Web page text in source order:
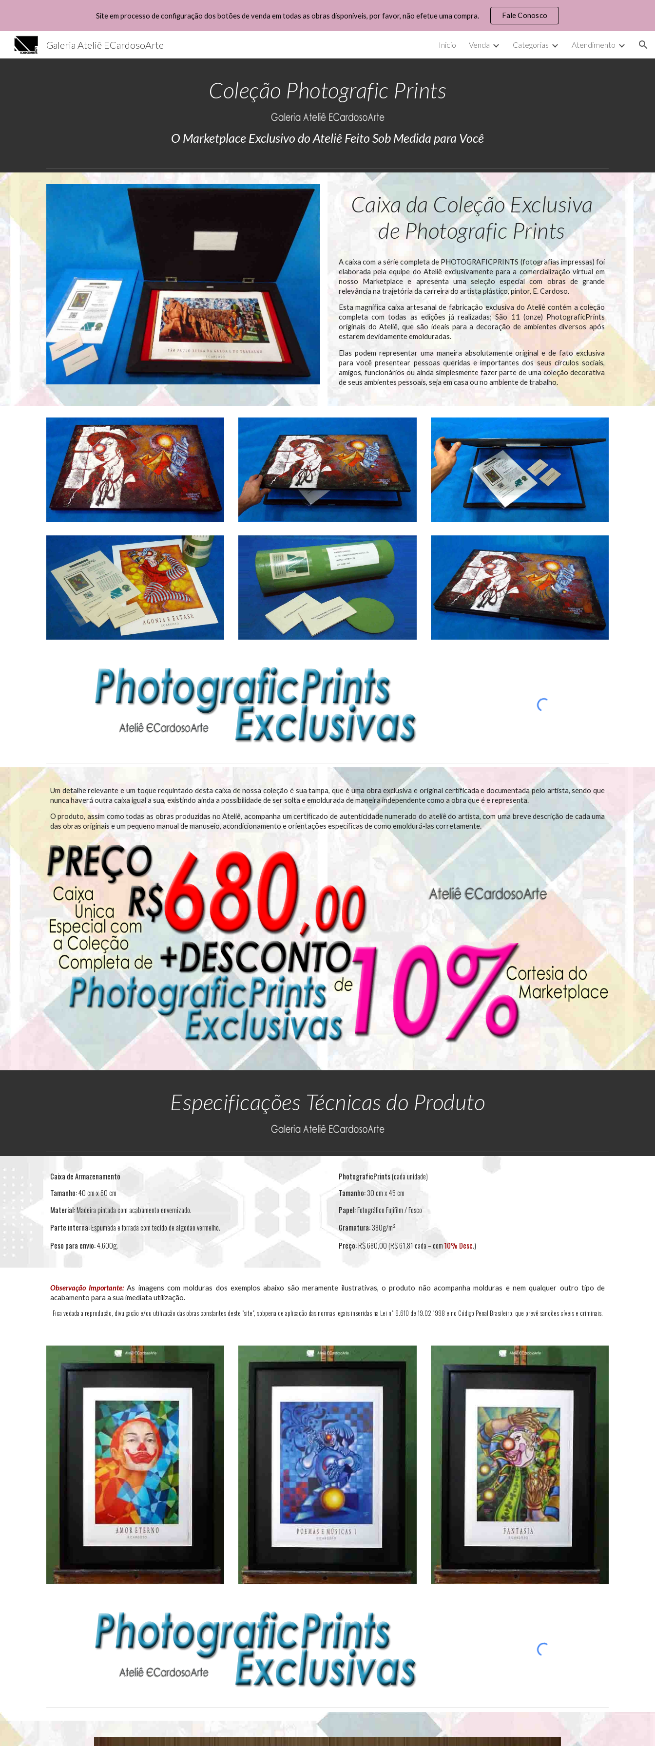
Skip to main content Skip to navigation
Site em processo de configuração dos botões de venda em todas as obras disponíveis, por favor, não efetue uma compra. Fale Conosco
Galeria Ateliê ECardosoArte Inicio Venda Categorias Atendimento
Coleção Photografic Prints
O Marketplace Exclusivo do Ateliê Feito Sob Medida para Você
Caixa da Coleção Exclusiva
de Photografic Prints
A caixa com a série completa de PHOTOGRAFICPRINTS (fotografias impressas) foi
elaborada pela equipe do Ateliê exclusivamente para a comercialização virtual em
nosso Marketplace e apresenta uma seleção especial com obras de grande
relevância na trajetória da carreira do artista plástico, pintor, E. Cardoso.
Esta magnífica caixa artesanal de fabricação exclusiva do Ateliê contém a coleção
completa com todas as edições já realizadas; São 11 (onze) PhotograficPrints
originais do Ateliê, que são ideais para a decoração de ambientes diversos após
estarem devidamente emolduradas.
Elas podem representar uma maneira absolutamente original e de fato exclusiva
para você presentear pessoas queridas e importantes dos seus círculos sociais,
amigos, funcionários ou ainda simplesmente fazer parte de uma coleção decorativa
de seus ambientes pessoais, seja em casa ou no ambiente de trabalho.
Um detalhe relevante e um toque requintado desta caixa de nossa coleção é sua tampa, que é uma obra exclusiva e original certificada e documentada pelo artista, sendo que
nunca haverá outra caixa igual a sua, existindo ainda a possibilidade de ser solta e emoldurada de maneira independente como a obra que é e representa.
O produto, assim como todas as obras produzidas no Ateliê, acompanha um certificado de autenticidade numerado do ateliê do artista, com uma breve descrição de cada uma
das obras originais e um pequeno manual de manuseio, acondicionamento e orientações específicas de como emoldurá-las corretamente.
Especificações Técnicas do Produto
Caixa de Armazenamento
Tamanho:40 cm x 60 cm
Material:Madeira pintada com acabamento envernizado.
Parte interna:Espumada e forrada com tecido de algodão vermelho.
Peso para envio:4,600g.
PhotograficPrints(cada unidade)
Tamanho:30 cm x 45 cm
Papel:Fotográfico Fujifilm / Fosco
Gramatura:380g/m²
Preço:R$ 680,00 (R$ 61,81 cada – com10% Desc.)
Observação Importante: As imagens com molduras dos exemplos abaixo são meramente ilustrativas, o produto não acompanha molduras e nem qualquer outro tipo de
acabamento para a sua imediata utilização.
Fica vedada a reprodução, divulgação e/ou utilização das obras constantes deste "site", sobpena de aplicação das normas legais inseridas na Lei n˚ 9.610 de 19.02.1998 e no Código Penal Brasileiro, que prevê sanções cíveis e criminais.